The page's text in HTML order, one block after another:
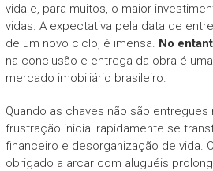
vida e, para muitos, o maior
vidas. A expectativa pela data de
de um novo ciclo, é imensa. No
na conclusão e entrega da obra é
mercado imobiliário brasileiro.
Quando as chaves não são entregues
frustração inicial rapidamente se
financeiro e desorganização de vida.
obrigado a arcar com aluguéis